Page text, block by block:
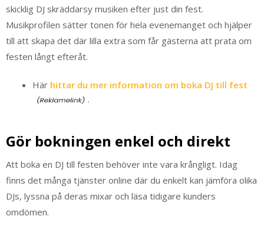
skicklig DJ skräddarsy musiken efter just din fest.
Musikprofilen sätter tonen för hela evenemanget och hjälper
till att skapa det där lilla extra som får gästerna att prata om
festen långt efteråt.
Här hittar du mer information om boka DJ till fest
.
Gör bokningen enkel och direkt
Att boka en DJ till festen behöver inte vara krångligt. Idag
finns det många tjänster online där du enkelt kan jämföra olika
DJs, lyssna på deras mixar och läsa tidigare kunders
omdömen.